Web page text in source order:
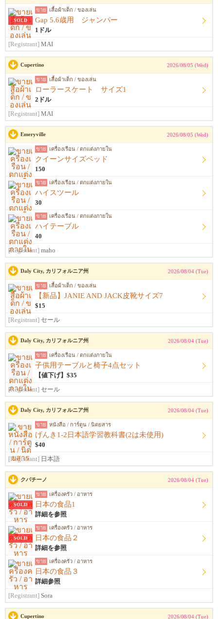
SOLD
ขาย เสื้อผ้าเด็ก / ของเล่น
Gap 5.6歳用 ジャンパー
1ドル
[Registrant] MAI
Cupertino 2026/08/05 (Wed)
ขาย เสื้อผ้าเด็ก / ของเล่น
ローラースケート サイズ1
2ドル
[Registrant] MAI
Emeryville 2026/08/05 (Wed)
ขาย เครื่องเรือน / ตกแต่งภายใน
クイーンサイズベッド
150
ขาย เครื่องเรือน / ตกแต่งภายใน
ハイスツール
30
ขาย เครื่องเรือน / ตกแต่งภายใน
ハイテーブル
40
[Registrant] maho
Daly City, カリフォルニア州 2026/08/04 (Tue)
ขาย เสื้อผ้าเด็ก / ของเล่น
【新品】JANIE AND JACK皮靴サイズ7
$15
[Registrant] セール
Daly City, カリフォルニア州 2026/08/04 (Tue)
ขาย เครื่องเรือน / ตกแต่งภายใน
子供用テーブルと椅子4点セット
【値下げ】$35
[Registrant] セール
Daly City, カリフォルニア州 2026/08/04 (Tue)
ขาย หนังสือ / การ์ตูน / นิตยสาร
げんき1-2日本語学習教科書(2は未使用)
$40
[Registrant] 日本語
クパチーノ 2026/08/04 (Tue)
SOLD
ขาย เครื่องครัว / อาหาร
日本の食品1
詳細を参照
SOLD
ขาย เครื่องครัว / อาหาร
日本の食品２
詳細を参照
ขาย เครื่องครัว / อาหาร
日本の食品３
詳細参照
[Registrant] Sora
Cupertino 2026/08/04 (Tue)